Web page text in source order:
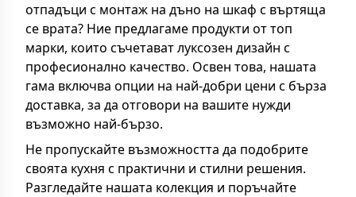
отпадъци с монтаж на дъно на шкаф с въртяща
се врата? Ние предлагаме продукти от топ
марки, които съчетават луксозен дизайн с
професионално качество. Освен това, нашата
гама включва опции на най-добри цени с бърза
доставка, за да отговори на вашите нужди
възможно най-бързо.
Не пропускайте възможността да подобрите
своята кухня с практични и стилни решения.
Разгледайте нашата колекция и поръчайте